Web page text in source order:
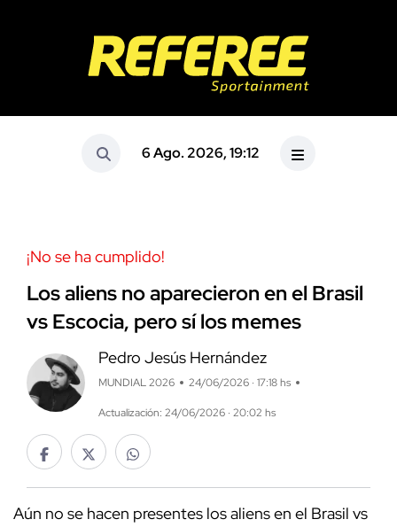
6 Ago. 2026, 19:12
¡No se ha cumplido!
Los aliens no aparecieron en el Brasil
vs Escocia, pero sí los memes
Pedro Jesús Hernández
MUNDIAL 2026 24/06/2026 · 17:18 hs
Actualización: 24/06/2026 · 20:02 hs
Aún no se hacen presentes los aliens en el Brasil vs